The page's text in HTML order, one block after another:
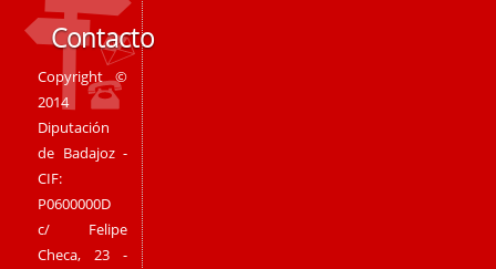
Contacto
Copyright ©
2014
Diputación
de Badajoz -
CIF:
P0600000D
c/ Felipe
Checa, 23 -